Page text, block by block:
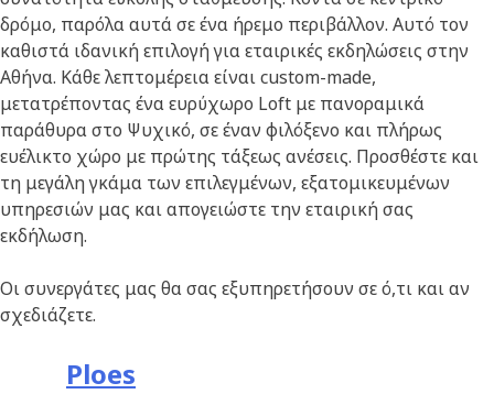
δρόμο, παρόλα αυτά σε ένα ήρεμο περιβάλλον. Αυτό τον
καθιστά ιδανική επιλογή για εταιρικές εκδηλώσεις στην
Αθήνα. Κάθε λεπτομέρεια είναι custom-made,
μετατρέποντας ένα ευρύχωρο Loft με πανοραμικά
παράθυρα στο Ψυχικό, σε έναν φιλόξενο και πλήρως
ευέλικτο χώρο με πρώτης τάξεως ανέσεις. Προσθέστε και
τη μεγάλη γκάμα των επιλεγμένων, εξατομικευμένων
υπηρεσιών μας και απογειώστε την εταιρική σας
εκδήλωση.
Οι συνεργάτες μας θα σας εξυπηρετήσουν σε ό,τι και αν
σχεδιάζετε.
Ploes